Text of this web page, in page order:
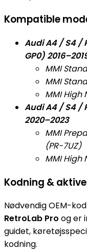
Kompatible
Audi A4 / S4 /
GP0)
MMI
MMI
MMI High
Audi A4 / S4 /
2020–2023
MMI
(PR-7UZ)
MMI High
Kodning &
Nødvendig OEM-
RetroLab Pro og er
guidet,
kodning.